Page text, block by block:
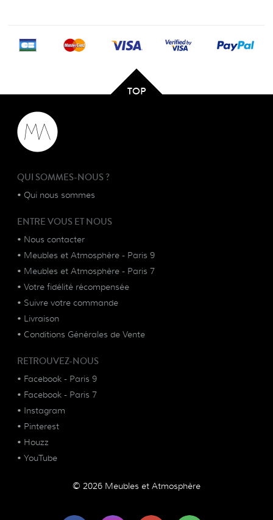
TOP
QUI SOMMES-NOUS ?
• Qui nous sommes
ENTRE VOUS ET NOUS
• Nous contacter
• Meubles et Atmosphère - Paris 9
• Meubles et Atmosphère - Paris 7
• Votre fidélité récompensée
• Suivre votre commande
• Livraison
• Conditions Générales de Vente
RETROUVEZ-NOUS
• Facebook - Paris 9
• Facebook - Paris 7
• Instagram
• Pinterest
• Houzz
• YouTube
© 2026 Meubles et Atmosphère